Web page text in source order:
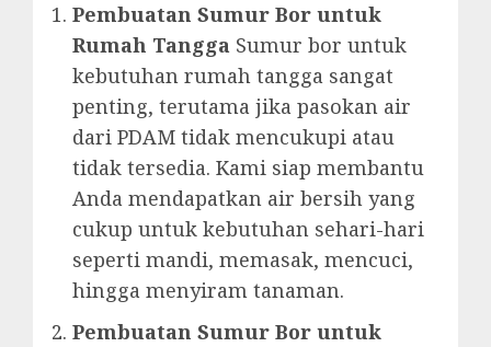
Pembuatan Sumur Bor untuk
Rumah Tangga Sumur bor untuk
kebutuhan rumah tangga sangat
penting, terutama jika pasokan air
dari PDAM tidak mencukupi atau
tidak tersedia. Kami siap membantu
Anda mendapatkan air bersih yang
cukup untuk kebutuhan sehari-hari
seperti mandi, memasak, mencuci,
hingga menyiram tanaman.
Pembuatan Sumur Bor untuk